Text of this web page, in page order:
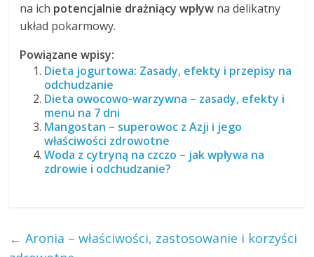
na ich potencjalnie drażniący wpływ na delikatny
układ pokarmowy.
Powiązane wpisy:
Dieta jogurtowa: Zasady, efekty i przepisy na
odchudzanie
Dieta owocowo-warzywna – zasady, efekty i
menu na 7 dni
Mangostan – superowoc z Azji i jego
właściwości zdrowotne
Woda z cytryną na czczo – jak wpływa na
zdrowie i odchudzanie?
← Aronia – właściwości, zastosowanie i korzyści